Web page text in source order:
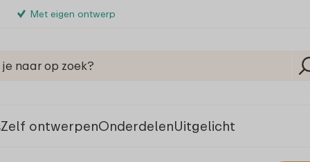
Met eigen ontwerp
Zelf ontwerpenOnderdelenUitgelicht